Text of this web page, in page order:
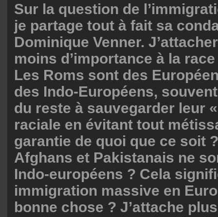
Sur la question de
je partage tout à fait sa
Dominique Venner.
moins d’importance à la
Les Roms sont des
des Indo-Européens,
du reste à sauvegarder leur
raciale en évitant tout
garantie de quoi que ce soit
Afghans et Pakistanais ne
Indo-européens ? Cela
immigration massive en
bonne chose ? J’attache